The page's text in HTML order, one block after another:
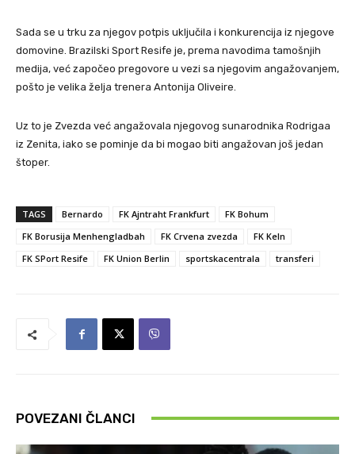
Sada se u trku za njegov potpis uključila i konkurencija iz njegove
domovine. Brazilski Sport Resife je, prema navodima tamošnjih
medija, već započeo pregovore u vezi sa njegovim angažovanjem,
pošto je velika želja trenera Antonija Oliveire.
Uz to je Zvezda već angažovala njegovog sunarodnika Rodrigaa
iz Zenita, iako se pominje da bi mogao biti angažovan još jedan
štoper.
TAGS Bernardo FK Ajntraht Frankfurt
FK Bohum
FK Borusija Menhengladbah
FK Crvena zvezda
FK Keln
FK SPort Resife
FK Union Berlin sportskacentrala transferi
POVEZANI ČLANCI